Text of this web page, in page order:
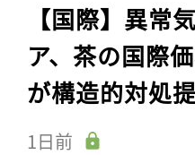
【国際】異常
ア、茶の国際
が構造的対処
1日前